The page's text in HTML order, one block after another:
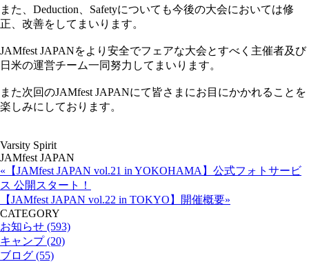
また、Deduction、Safetyについても今後の大会においては修
正、改善をしてまいります。
JAMfest JAPANをより安全でフェアな大会とすべく主催者及び
日米の運営チーム一同努力してまいります。
また次回のJAMfest JAPANにて皆さまにお目にかかれることを
楽しみにしております。
Varsity Spirit
JAMfest JAPAN
«【JAMfest JAPAN vol.21 in YOKOHAMA】公式フォトサービ
ス 公開スタート！
【JAMfest JAPAN vol.22 in TOKYO】開催概要»
CATEGORY
お知らせ (593)
キャンプ (20)
ブログ (55)